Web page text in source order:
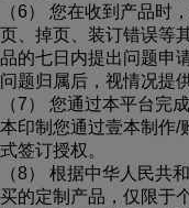
（6） 您在收到产品时
页、掉页、装订错误等
品的七日内提出问题申
问题归属后，视情况提
（7） 您通过本平台完
本印制您通过壹本制作/
式签订授权。
（8） 根据中华人民共
买的定制产品，仅限于